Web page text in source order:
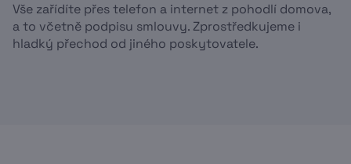
Vše zařídíte přes telefon a internet z pohodlí domova,
a to včetně podpisu smlouvy. Zprostředkujeme i
hladký přechod od jiného poskytovatele.